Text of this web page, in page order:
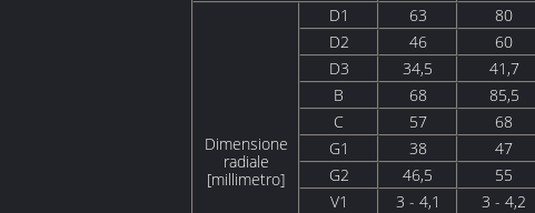
Dimensione
radiale
[millimetro]
D1 63 80
D2
46 60
D3
34,5 41,7
B
68 85,5
C
57 68
G1
38 47
G2
46,5 55
V1
3 - 4,1 3 - 4,2